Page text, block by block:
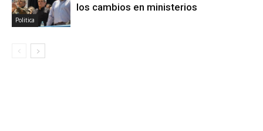
Politica
los cambios en ministerios